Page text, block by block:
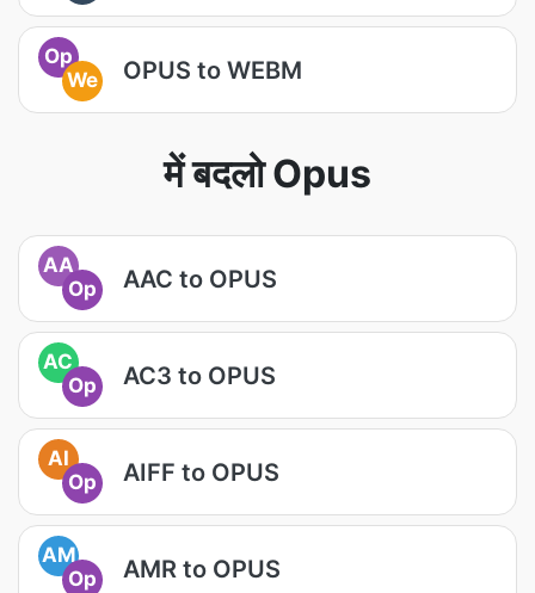
Op
We
OPUS to WEBM
में बदलो Opus
AA
Op
AAC to OPUS
AC
Op
AC3 to OPUS
AI
Op
AIFF to OPUS
AM
Op
AMR to OPUS